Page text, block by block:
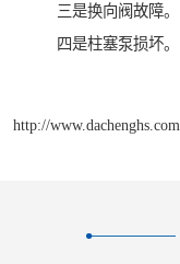
三是换向阀故障。
四是柱塞泵损坏。
http://www.dachenghs.com